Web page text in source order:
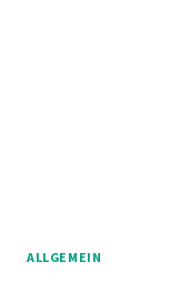
ALLGEMEIN